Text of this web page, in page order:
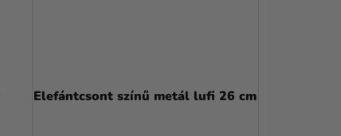
Elefántcsont színű metál lufi 26 cm